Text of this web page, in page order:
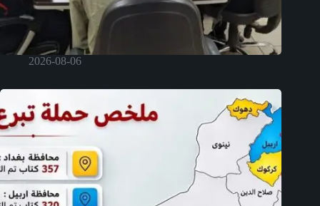
2026-08-06